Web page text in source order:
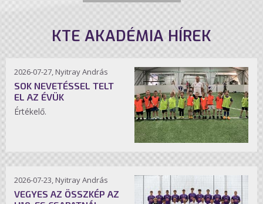
KTE AKADÉMIA HÍREK
2026-07-27, Nyitray András
SOK NEVETÉSSEL TELT
EL AZ ÉVÜK
Értékelő.
2026-07-23, Nyitray András
VEGYES AZ ÖSSZKÉP AZ